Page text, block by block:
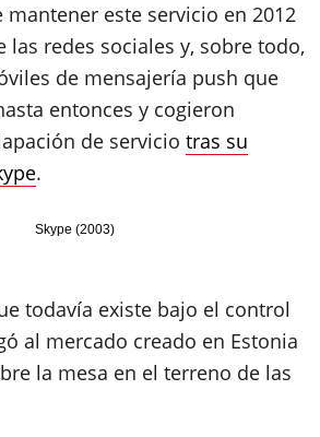
este servicio en 2012
las redes sociales y, sobre todo,
de mensajería push que
entonces y cogieron
de servicio tras su
.
Skype (2003)
todavía existe bajo el control
al mercado creado en Estonia
la mesa en el terreno de las